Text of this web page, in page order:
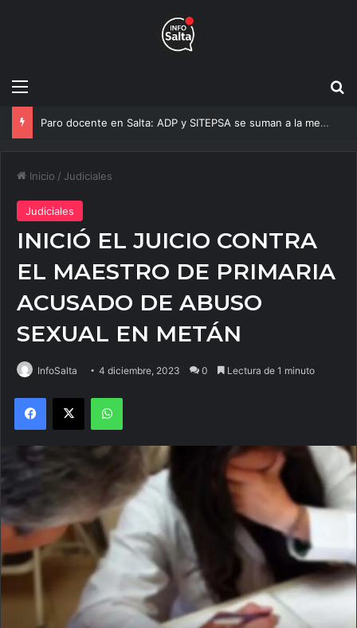
Menú
Incendio en la zona sur de Salta: Identificaron a los responsables y aplicaron fuertes sanciones
Inicio / Judiciales
Judiciales
INICIÓ EL JUICIO CONTRA
EL MAESTRO DE PRIMARIA
ACUSADO DE ABUSO
SEXUAL EN METÁN
InfoSalta 4 diciembre, 2023 0 Lectura de 1 minuto
Facebook
X WhatsApp